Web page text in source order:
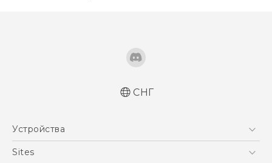
Русский - Руководство пользователя
СНГ
Устройства
5G
Sites